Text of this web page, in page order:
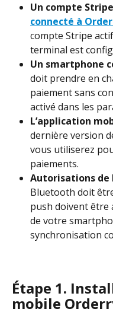
Un compte
connecté à
compte Stripe
terminal est
Un smartphone
doit prendre en
paiement sans
activé dans les
L’application
dernière version
vous utiliserez
paiements.
Autorisations de
Bluetooth doit
push doivent être
de votre
synchronisation
Étape 1.
mobile